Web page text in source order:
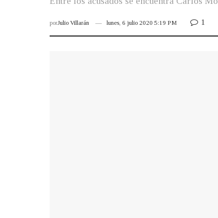
porJulio Villarán lunes, 6 julio 2020 5:19 PM 1